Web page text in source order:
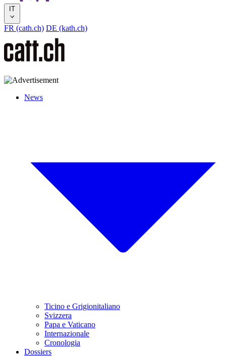
IT
FR (cath.ch) DE (kath.ch)
News
Ticino e Grigionitaliano
Svizzera
Papa e Vaticano
Internazionale
Cronologia
Dossiers